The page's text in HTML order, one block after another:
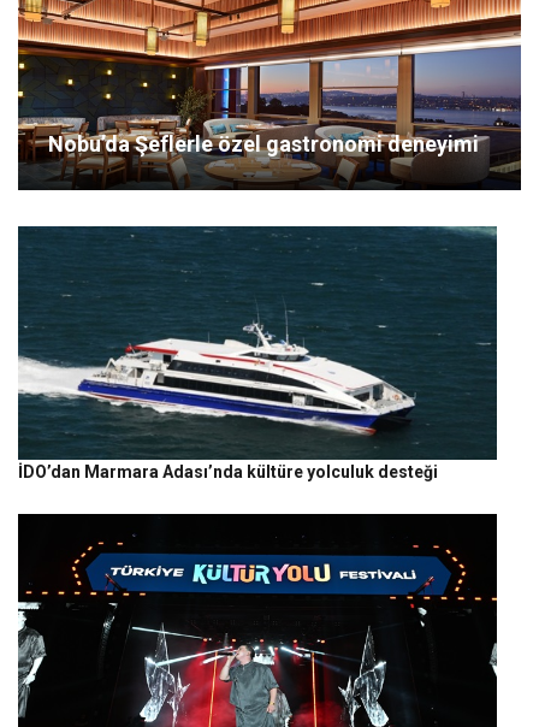
Nobu’da Şeflerle özel gastronomi deneyimi
İDO’dan Marmara Adası’nda kültüre yolculuk desteği